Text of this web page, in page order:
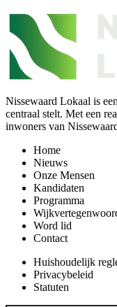
Nissewaard Lokaal is
centraal stelt. Met een
inwoners van
Home
Nieuws
Onze Mensen
Kandidaten
Programma
Word lid
Contact
Huishoudelijk
Privacybeleid
Statuten